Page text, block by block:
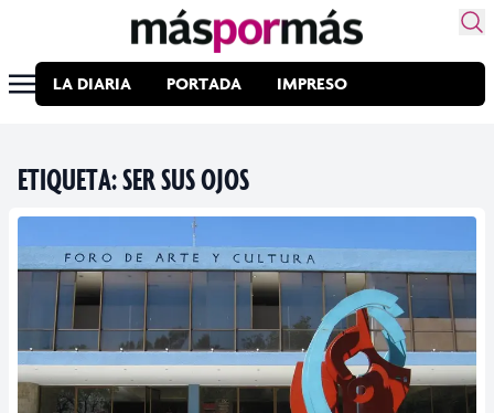
LA DIARIA PORTADA IMPRESO
ETIQUETA:SER SUS OJOS